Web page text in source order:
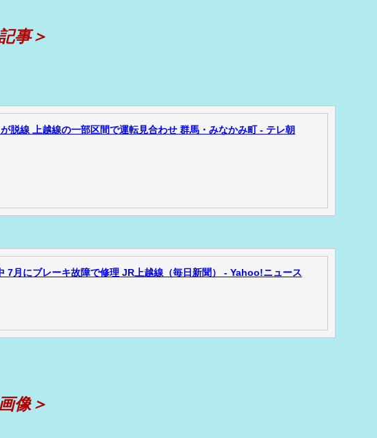
事＞
脱線 上越線の一部区間で運転見合わせ 群馬・みなかみ町 - テレ朝
7月にブレーキ故障で修理 JR上越線（毎日新聞） - Yahoo!ニュース
像＞